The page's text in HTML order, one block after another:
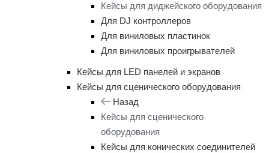
Кейсы для диджейского оборудования
Для DJ контроллеров
Для виниловых пластинок
Для виниловых проигрывателей
Кейсы для LED панелей и экранов
Кейсы для сценического оборудования
Назад
Кейсы для сценического
оборудования
Кейсы для конических соединителей